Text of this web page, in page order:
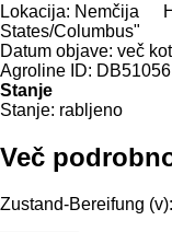
Lokacija: Nemčija
States/Columbus"
Datum objave: več
Agroline ID: DB51056
Stanje
Stanje: rabljeno
Več
Zustand-Bereifung